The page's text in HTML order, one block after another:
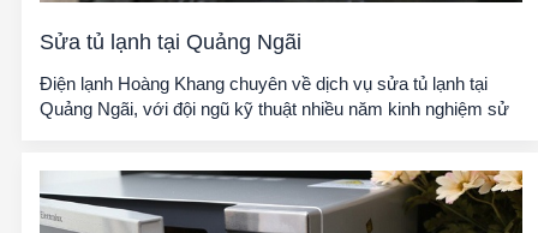
Sửa tủ lạnh tại Quảng Ngãi
Điện lạnh Hoàng Khang chuyên về dịch vụ sửa tủ lạnh tại
Quảng Ngãi, với đội ngũ kỹ thuật nhiều năm kinh nghiệm sử